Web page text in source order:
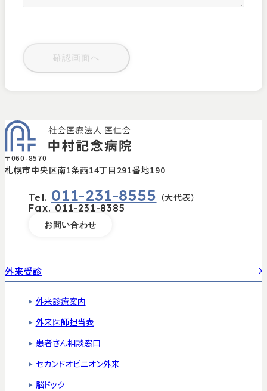
〒060-8570
札幌市中央区南1条西14丁目291番地190
Tel. 011-231-8555 （大代表）
Fax. 011-231-8385
お問い合わせ
外来受診
外来診療案内
外来医師担当表
患者さん相談窓口
セカンドオピニオン外来
脳ドック